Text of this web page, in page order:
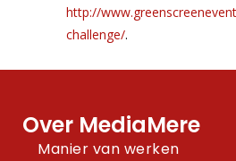
http://
challenge/.
Over MediaMere
Manier van werken